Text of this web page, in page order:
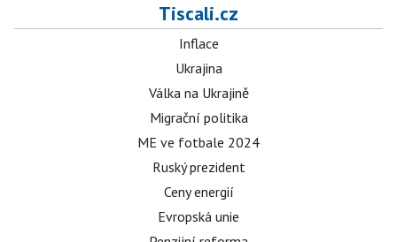
Tiscali.cz
Inflace
Ukrajina
Válka na Ukrajině
Migrační politika
ME ve fotbale 2024
Ruský prezident
Ceny energií
Evropská unie